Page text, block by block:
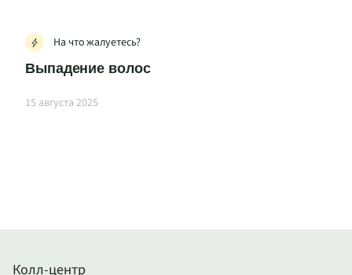
На что жалуетесь?
Выпадение волос
15 августа 2025
Колл-центр